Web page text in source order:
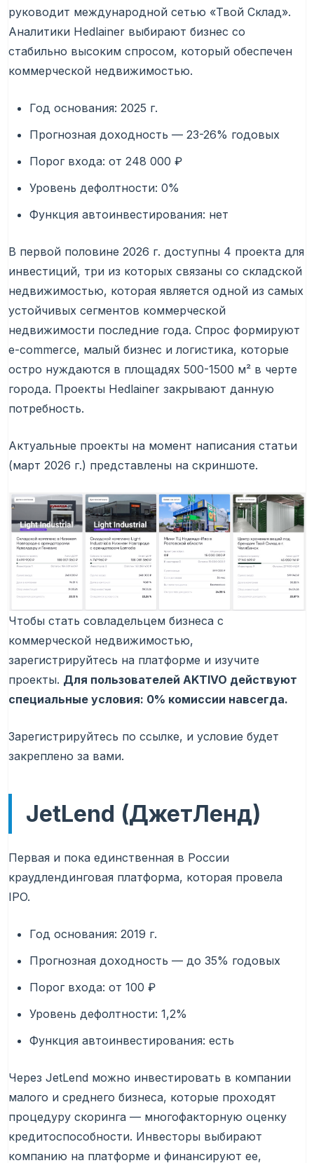
руководит международной сетью «Твой Склад».
Аналитики Hedlainer выбирают бизнес со
стабильно высоким спросом, который обеспечен
коммерческой недвижимостью.
Год основания: 2025 г.
Прогнозная доходность — 23-26% годовых
Порог входа: от 248 000 ₽
Уровень дефолтности: 0%
Функция автоинвестирования: нет
В первой половине 2026 г. доступны 4 проекта для
инвестиций, три из которых связаны со складской
недвижимостью, которая является одной из самых
устойчивых сегментов коммерческой
недвижимости последние года. Спрос формируют
e-commerce, малый бизнес и логистика, которые
остро нуждаются в площадях 500-1500 м² в черте
города. Проекты Hedlainer закрывают данную
потребность.
Актуальные проекты на момент написания статьи
(март 2026 г.) представлены на скриншоте.
Чтобы стать совладельцем бизнеса с
коммерческой недвижимостью,
зарегистрируйтесь на платформе и изучите
проекты. Для пользователей AKTIVO действуют
специальные условия: 0% комиссии навсегда.
Зарегистрируйтесь по ссылке, и условие будет
закреплено за вами.
JetLend (ДжетЛенд)
Первая и пока единственная в России
краудлендинговая платформа, которая провела
IPO.
Год основания: 2019 г.
Прогнозная доходность — до 35% годовых
Порог входа: от 100 ₽
Уровень дефолтности: 1,2%
Функция автоинвестирования: есть
Через JetLend можно инвестировать в компании
малого и среднего бизнеса, которые проходят
процедуру скоринга — многофакторную оценку
кредитоспособности. Инвесторы выбирают
компанию на платформе и финансируют ее,